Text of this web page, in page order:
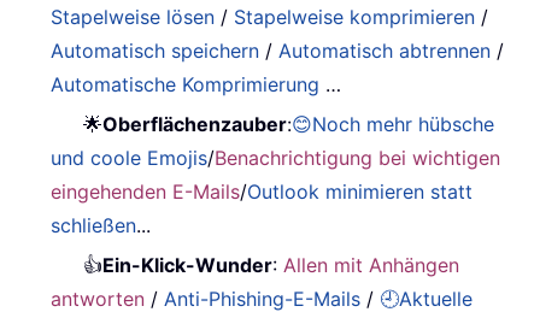
Stapelweise lösen / Stapelweise komprimieren /
Automatisch speichern / Automatisch abtrennen /
Automatische Komprimierung …
🌟Oberflächenzauber:😊Noch mehr hübsche
und coole Emojis/Benachrichtigung bei wichtigen
eingehenden E-Mails/Outlook minimieren statt
schließen...
👍Ein-Klick-Wunder: Allen mit Anhängen
antworten / Anti-Phishing-E-Mails / 🕘Aktuelle